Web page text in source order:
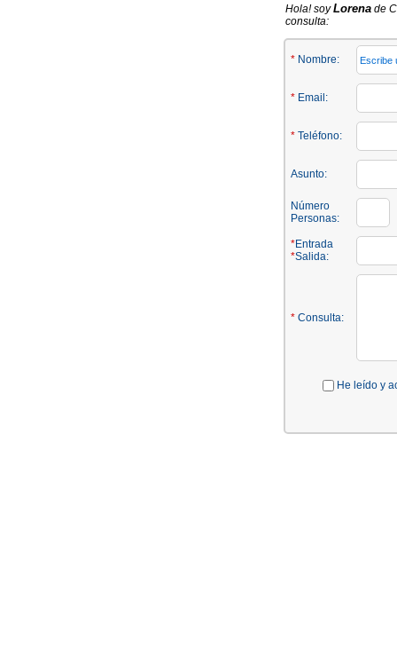
Hola! soyLorena de
consulta:
* Nombre:
* Email:
* Teléfono:
Asunto:
Número
Personas:
*Entrada
*Salida:
* Consulta:
He leído y